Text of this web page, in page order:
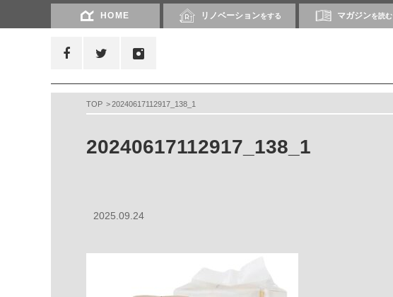
HOME リノベーションをする マガジンを読む
TOP 20240617112917_138_1
20240617112917_138_1
2025.09.24